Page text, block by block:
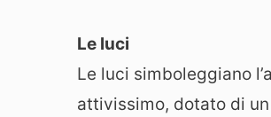
Le luci
Le luci simboleggiano
attivissimo, dotato di